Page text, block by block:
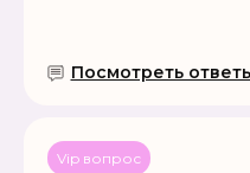
Посмотреть
Vip вопрос